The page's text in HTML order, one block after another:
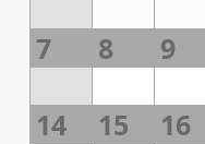
7 8 9
14 15 16